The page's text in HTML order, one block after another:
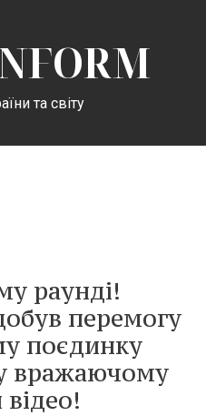
та світу
раунді!
перемогу
поєдинку
вражаючому